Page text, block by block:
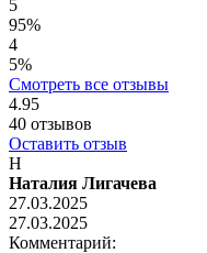
5
95%
4
5%
Смотреть все отзывы
4.95
40 отзывов
Оставить отзыв
Н
Наталия Лигачева
27.03.2025
27.03.2025
Комментарий: